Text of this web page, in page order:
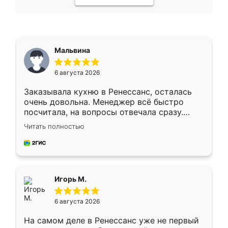
Мальвина
6 августа 2026
Заказывала кухню в Ренессанс, осталась
очень довольна. Менеджер всё быстро
посчитала, на вопросы отвечала сразу.
Замерщик приехал в субботу, подошёл к
делу со всей ответственностью. Собрали
за день, ребята работали аккуратно, даже
Читать полностью
Игорь М.
6 августа 2026
На самом деле в Ренессанс уже не первый